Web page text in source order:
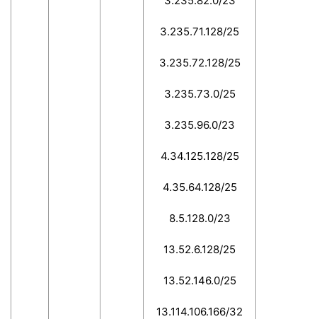
3.235.71.128/25
3.235.72.128/25
3.235.73.0/25
3.235.96.0/23
4.34.125.128/25
4.35.64.128/25
8.5.128.0/23
13.52.6.128/25
13.52.146.0/25
13.114.106.166/32